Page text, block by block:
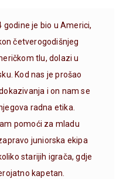
godine je bio u Americi,
četverogodišnjeg
tlu, dolazi u
Kod nas je prošao
i on nam se
radna etika.
pomoći za mladu
juniorska ekipa
starijih igrača, gdje
kapetan.